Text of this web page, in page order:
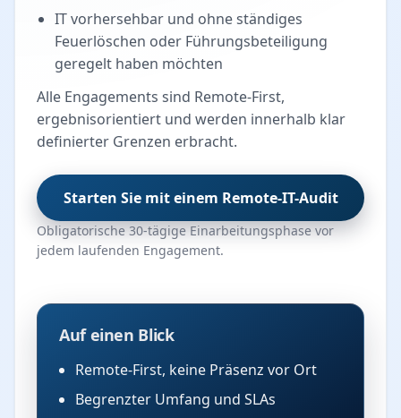
IT vorhersehbar und ohne ständiges
Feuerlöschen oder Führungsbeteiligung
geregelt haben möchten
Alle Engagements sind Remote-First,
ergebnisorientiert und werden innerhalb klar
definierter Grenzen erbracht.
Starten Sie mit einem Remote-IT-Audit
Obligatorische 30-tägige Einarbeitungsphase vor
jedem laufenden Engagement.
Auf einen Blick
Remote-First, keine Präsenz vor Ort
Begrenzter Umfang und SLAs